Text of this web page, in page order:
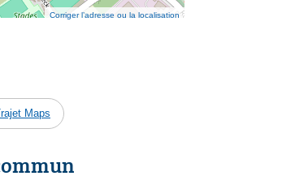
Corriger l’adresse ou la localisation
Maps